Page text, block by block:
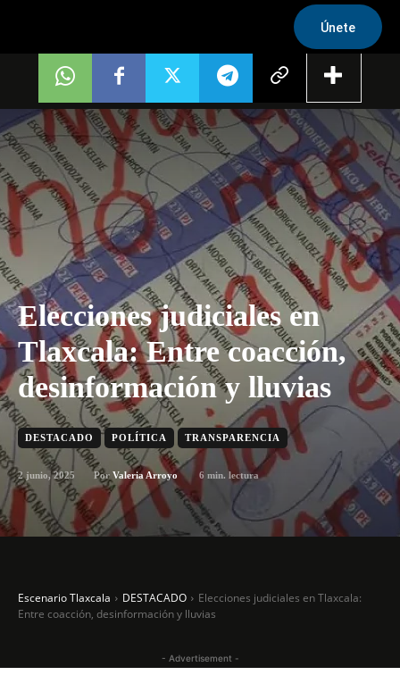
Únete
Elecciones judiciales en
Tlaxcala: Entre coacción,
desinformación y lluvias
DESTACADO POLÍTICA TRANSPARENCIA
2 junio, 2025 Por Valeria Arroyo 6 min. lectura
Escenario Tlaxcala DESTACADO
Elecciones judiciales en Tlaxcala:
Entre coacción, desinformación y lluvias
- Advertisement -